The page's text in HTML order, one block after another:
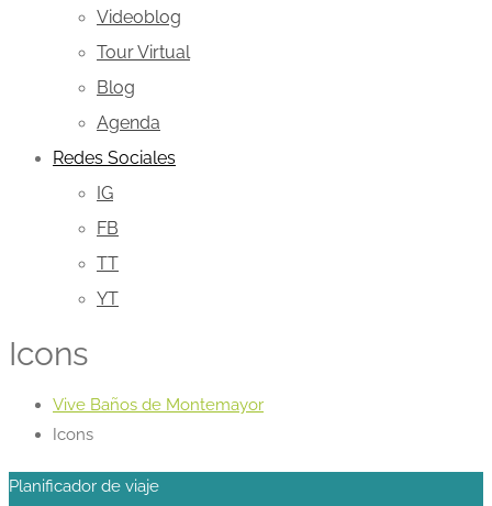
Videoblog
Tour Virtual
Blog
Agenda
Redes Sociales
IG
FB
TT
YT
Icons
Vive Baños de Montemayor
Icons
Planificador de viaje